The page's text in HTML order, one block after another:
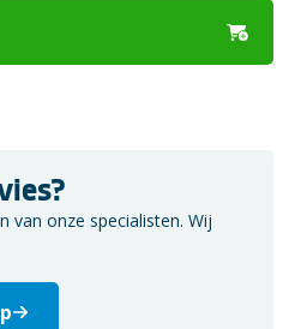
van onze specialisten. Wij